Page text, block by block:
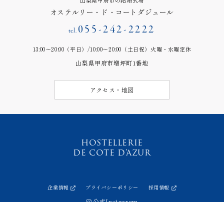
オステルリー・ド・コートダジュール
tel.055-242-2222
13:00～20:00（平日）/10:00～20:00（土日祝）火曜・水曜定休
山梨県甲府市増坪町1番地
アクセス・地図
HOSTELLERIE
DE COTE D'AZUR
企業情報 プライバシーポリシー 採用情報